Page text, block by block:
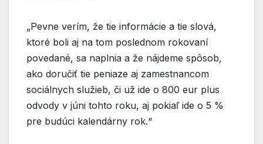
„Pevne verím, že tie informácie a tie slová,
ktoré boli aj na tom poslednom rokovaní
povedané, sa naplnia a že nájdeme spôsob,
ako doručiť tie peniaze aj zamestnancom
sociálnych služieb, či už ide o 800 eur plus
odvody v júni tohto roku, aj pokiaľ ide o 5 %
pre budúci kalendárny rok.“